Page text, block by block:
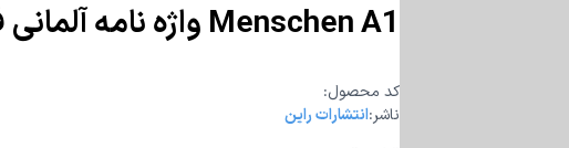
واژه نامه آلمانی فارسی Menschen A1
:کد محصول
:ناشر انتشارات راین